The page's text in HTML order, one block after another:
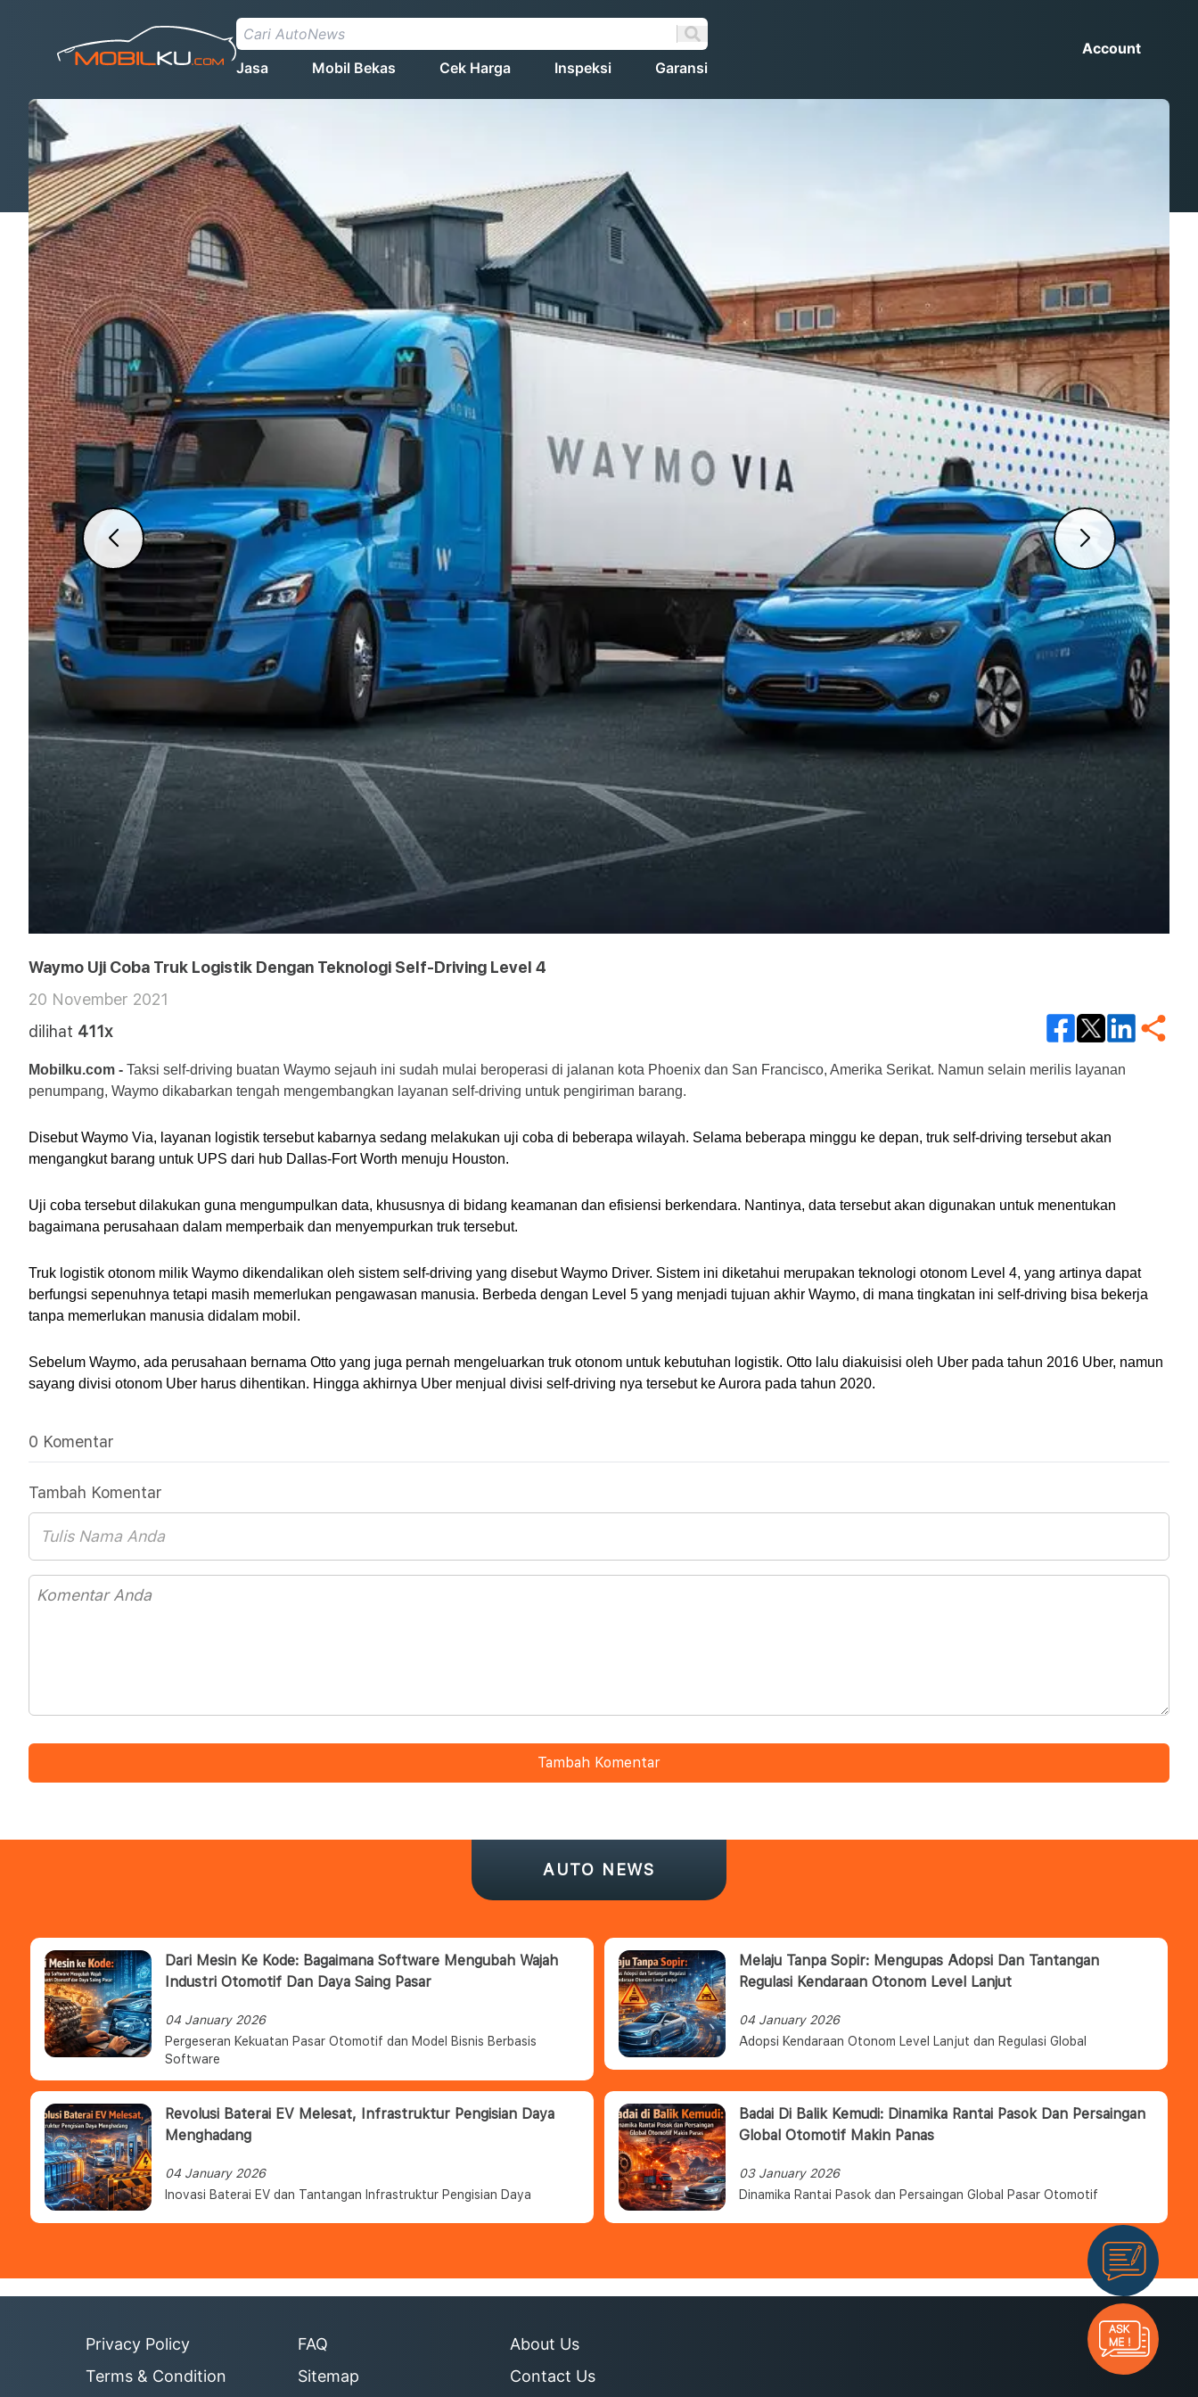
Jasa Mobil Bekas Cek Harga Inspeksi Garansi
Account
Waymo Uji Coba Truk Logistik Dengan Teknologi Self-Driving Level 4
20 November 2021
dilihat 411x
Mobilku.com - Taksi self-driving buatan Waymo sejauh ini sudah mulai beroperasi di jalanan kota Phoenix dan San Francisco, Amerika Serikat. Namun selain merilis layanan
penumpang, Waymo dikabarkan tengah mengembangkan layanan self-driving untuk pengiriman barang.
Disebut Waymo Via, layanan logistik tersebut kabarnya sedang melakukan uji coba di beberapa wilayah. Selama beberapa minggu ke depan, truk self-driving tersebut akan
mengangkut barang untuk UPS dari hub Dallas-Fort Worth menuju Houston.
Uji coba tersebut dilakukan guna mengumpulkan data, khususnya di bidang keamanan dan efisiensi berkendara. Nantinya, data tersebut akan digunakan untuk menentukan
bagaimana perusahaan dalam memperbaik dan menyempurkan truk tersebut.
Truk logistik otonom milik Waymo dikendalikan oleh sistem self-driving yang disebut Waymo Driver. Sistem ini diketahui merupakan teknologi otonom Level 4, yang artinya dapat
berfungsi sepenuhnya tetapi masih memerlukan pengawasan manusia. Berbeda dengan Level 5 yang menjadi tujuan akhir Waymo, di mana tingkatan ini self-driving bisa bekerja
tanpa memerlukan manusia didalam mobil.
Sebelum Waymo, ada perusahaan bernama Otto yang juga pernah mengeluarkan truk otonom untuk kebutuhan logistik. Otto lalu diakuisisi oleh Uber pada tahun 2016 Uber, namun
sayang divisi otonom Uber harus dihentikan. Hingga akhirnya Uber menjual divisi self-driving nya tersebut ke Aurora pada tahun 2020.
0 Komentar
Tambah Komentar
Tambah Komentar
AUTO NEWS
Dari Mesin Ke Kode: Bagaimana Software Mengubah Wajah
Industri Otomotif Dan Daya Saing Pasar
04 January 2026
Pergeseran Kekuatan Pasar Otomotif dan Model Bisnis Berbasis
Software
Melaju Tanpa Sopir: Mengupas Adopsi Dan Tantangan
Regulasi Kendaraan Otonom Level Lanjut
04 January 2026
Adopsi Kendaraan Otonom Level Lanjut dan Regulasi Global
Revolusi Baterai EV Melesat, Infrastruktur Pengisian Daya
Menghadang
04 January 2026
Inovasi Baterai EV dan Tantangan Infrastruktur Pengisian Daya
Badai Di Balik Kemudi: Dinamika Rantai Pasok Dan Persaingan
Global Otomotif Makin Panas
03 January 2026
Dinamika Rantai Pasok dan Persaingan Global Pasar Otomotif
Privacy Policy
Terms & Condition
FAQ
Sitemap
About Us
Contact Us